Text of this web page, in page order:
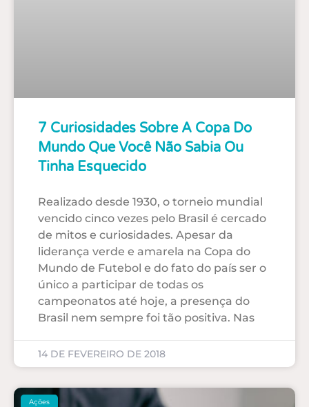
7 Curiosidades Sobre A Copa Do
Mundo Que Você Não Sabia Ou
Tinha Esquecido
Realizado desde 1930, o torneio mundial
vencido cinco vezes pelo Brasil é cercado
de mitos e curiosidades. Apesar da
liderança verde e amarela na Copa do
Mundo de Futebol e do fato do país ser o
único a participar de todas os
campeonatos até hoje, a presença do
Brasil nem sempre foi tão positiva. Nas
14 DE FEVEREIRO DE 2018
Ações